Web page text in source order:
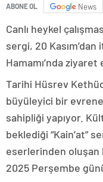
ABONE OL News
Canlı heykel
sergi, 20
Hamamı’nda ziyaret
Tarihi Hüsrev
büyüleyici bir
sahipliği yapıyor.
beklediği “Kain’at”
eserlerinden oluşan
2025 Perşembe günü